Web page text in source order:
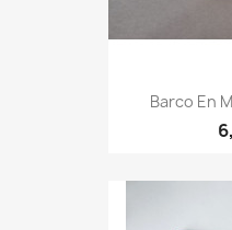
Barco En